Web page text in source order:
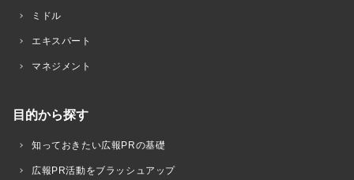
ミドル
エキスパート
マネジメント
目的から探す
知っておきたい広報PRの基礎
広報PR活動をブラッシュアップ